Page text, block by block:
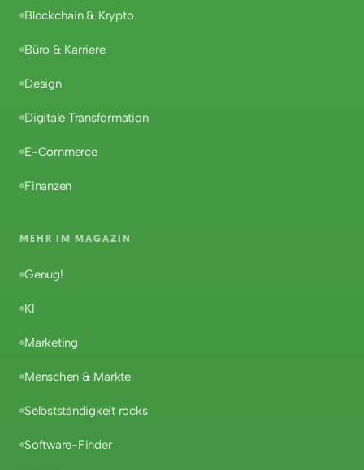
Blockchain & Krypto
Büro & Karriere
Design
Digitale Transformation
E-Commerce
Finanzen
MEHR IM MAGAZIN
Genug!
KI
Marketing
Menschen & Märkte
Selbstständigkeit rocks
Software-Finder